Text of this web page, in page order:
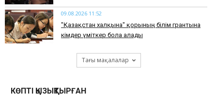
09.08.2026 11:52
"Қазақстан халқына" қорының білім грантына
кімдер үміткер бола алады
Тағы мақалалар
КӨПТІ ҚЫЗЫҚТЫРҒАН